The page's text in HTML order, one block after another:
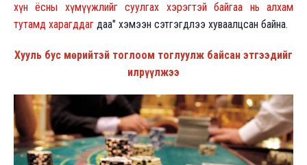
хүн ёсны хүмүүжлийг суулгах хэрэгтэй байгаа нь алхам
тутамд харагддаг даа" хэмээн сэтгэгдлээ хуваалцсан байна.
Хууль бус мөрийтэй тоглоом тоглуулж байсан этгээдийг
илрүүлжээ